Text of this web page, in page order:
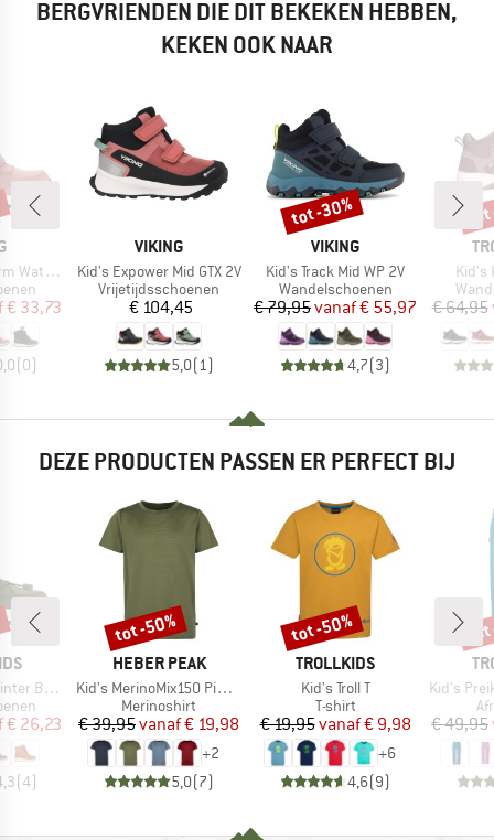
BERGVRIENDEN DIE DIT BEKEKEN HEBBEN,
KEKEN OOK NAAR
2V
prijs
€ 33,73
(0)
MERK
VIKING
Artikel
Kid's Expower Mid GTX 2V
Productgroep
Vrijetijdsschoenen
Prijs
€ 104,45
5,0( 1)
MERK
VIKING
Artikel
Kid's Track Mid WP 2V
Productgroep
Wandelschoenen
Prijs
€ 79,95 Verlaagde prijs
vanaf€ 55,97
4,7(3)
Korting
tot -30%
Artikel
Kid's
€ 64,95
DEZE PRODUCTEN PASSEN ER PERFECT BIJ
XT
prijs
€ 26,23
(4)
MERK
HEBER PEAK
Artikel
Kid's MerinoMix150 PineconeHe. II T-Shirt
Productgroep
Merinoshirt
Prijs
€ 39,95 Verlaagde prijs
vanaf€ 19,98
+2
5,0(7)
Korting
tot -50%
MERK
TROLLKIDS
Artikel
Kid's Troll T
Productgroep
T-shirt
Prijs
€ 19,95 Verlaagde prijs
vanaf€ 9,98
+6
4,6(9)
Korting
tot -50%
Artikel
Kid's
€ 49,95